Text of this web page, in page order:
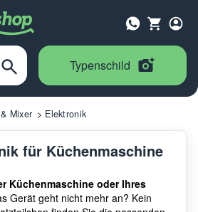
Typenschild
Mixer Elektronik
für Küchenmaschine
Küchenmaschine oder Ihres
Gerät geht nicht mehr an? Kein